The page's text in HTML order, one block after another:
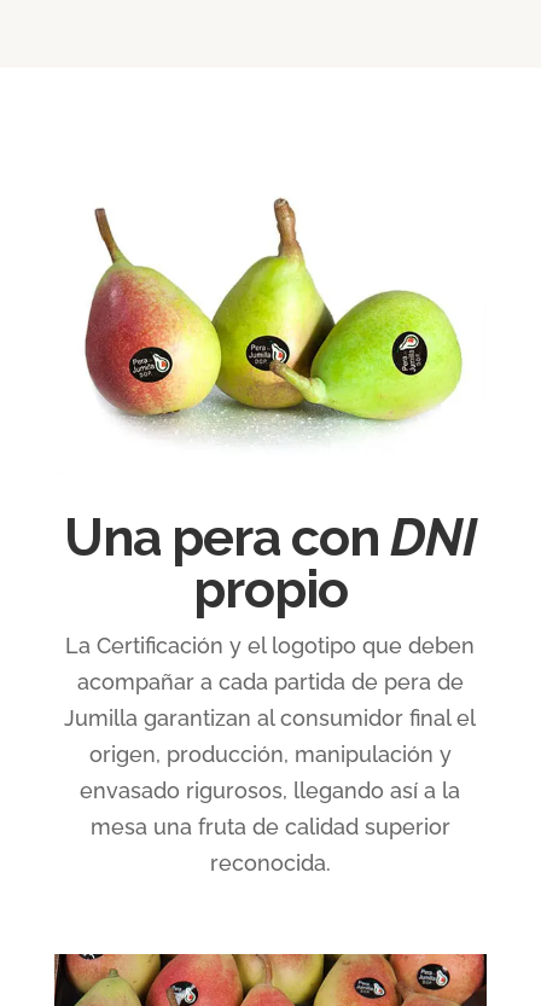
Una pera conDNI
propio
La Certificación y el logotipo que deben
acompañar a cada partida de pera de
Jumilla garantizan al consumidor final el
origen, producción, manipulación y
envasado rigurosos, llegando así a la
mesa una fruta de calidad superior
reconocida.